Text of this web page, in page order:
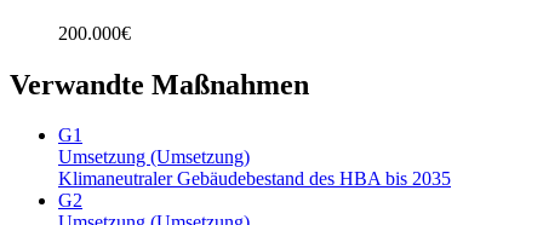
200.000€
Verwandte Maßnahmen
G1
Umsetzung (Umsetzung)
Klimaneutraler Gebäudebestand des HBA bis 2035
G2